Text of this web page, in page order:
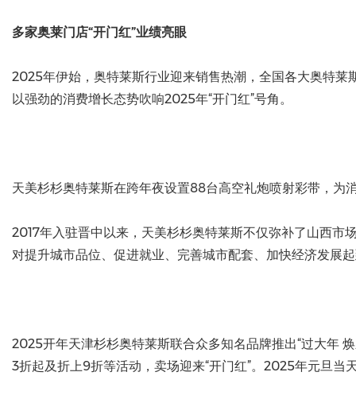
多家奥莱门店“开门红”业绩亮眼
2025年伊始，奥特莱斯行业迎来销售热潮，全国各大奥特
以强劲的消费增长态势吹响2025年“开门红”号角。
天美杉杉奥特莱斯在跨年夜设置88台高空礼炮喷射彩带，
2017年入驻晋中以来，天美杉杉奥特莱斯不仅弥补了山西市
对提升城市品位、促进就业、完善城市配套、加快经济发展
2025开年天津杉杉奥特莱斯联合众多知名品牌推出“过大年
3折起及折上9折等活动，卖场迎来“开门红”。2025年元旦当